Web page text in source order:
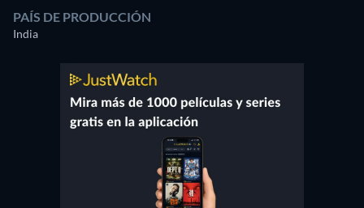
PAÍS DE PRODUCCIÓN
India